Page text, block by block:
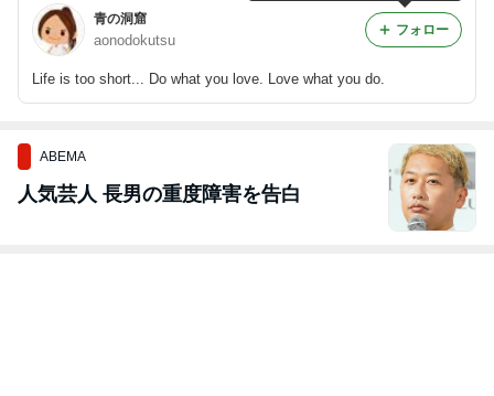
青の洞窟
aonodokutsu
Life is too short... Do what you love. Love what you do.
フォロー
ABEMA
人気芸人 長男の重度障害を告白